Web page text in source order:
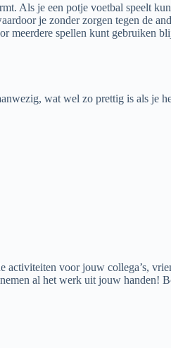
Als je een potje voetbal speelt
je zonder zorgen tegen de
meerdere spellen kunt gebruiken
wat wel zo prettig is als je
activiteiten voor jouw collega’s,
al het werk uit jouw handen!